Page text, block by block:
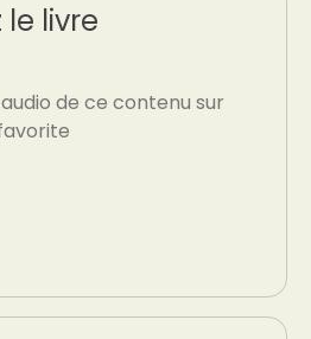
livre
de ce contenu sur